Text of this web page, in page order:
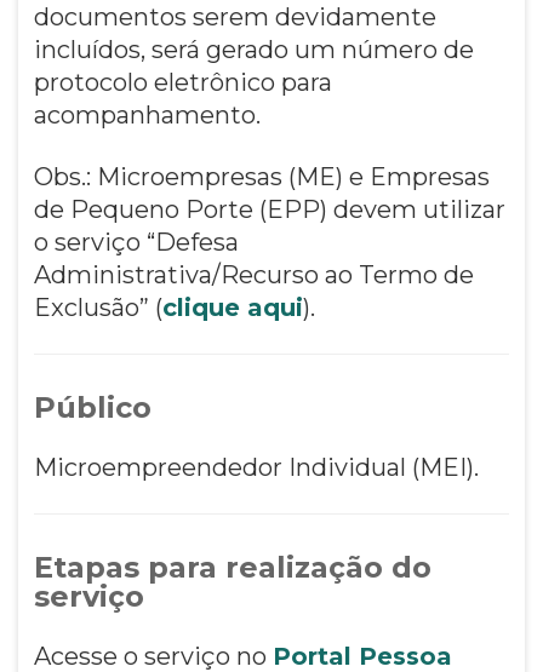
documentos serem devidamente
incluídos, será gerado um número de
protocolo eletrônico para
acompanhamento.
Obs.: Microempresas (ME) e Empresas
de Pequeno Porte (EPP) devem utilizar
o serviço “Defesa
Administrativa/Recurso ao Termo de
Exclusão” (clique aqui).
Público
Microempreendedor Individual (MEI).
Etapas para realização do
serviço
Acesse o serviço no Portal Pessoa